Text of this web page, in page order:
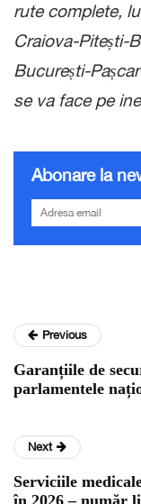
rute complete,
Craiova-Pitești-
București-
se va face pe
Abonare la
Previous
Garanțiile de
parlamentele
Next
Serviciile